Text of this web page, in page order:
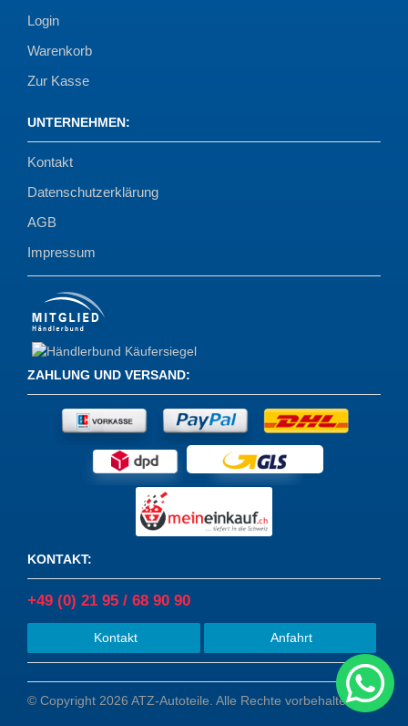
Login
Warenkorb
Zur Kasse
UNTERNEHMEN:
Kontakt
Datenschutzerklärung
AGB
Impressum
ZAHLUNG UND VERSAND:
KONTAKT:
+49 (0) 21 95 / 68 90 90
Kontakt Anfahrt
© Copyright 2026 ATZ-Autoteile. Alle Rechte vorbehalten.